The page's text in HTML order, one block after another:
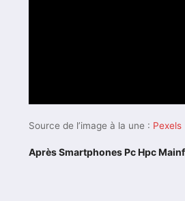
Source de l’image à la une : Pexels
Après Smartphones Pc Hpc